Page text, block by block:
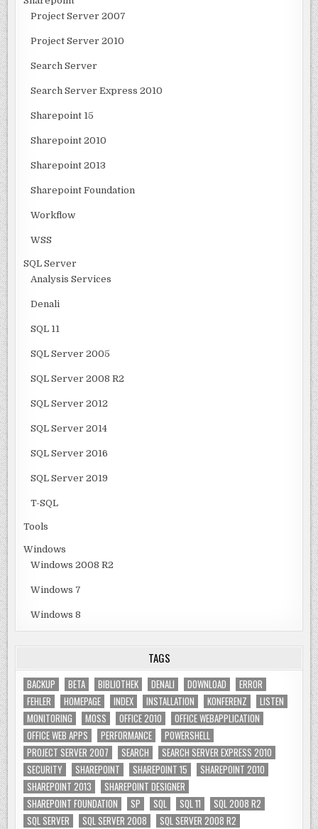
Project Server 2007
Project Server 2010
Search Server
Search Server Express 2010
Sharepoint 15
Sharepoint 2010
Sharepoint 2013
Sharepoint Foundation
Workflow
WSS
SQL Server
Analysis Services
Denali
SQL 11
SQL Server 2005
SQL Server 2008 R2
SQL Server 2012
SQL Server 2014
SQL Server 2016
SQL Server 2019
T-SQL
Tools
Windows
Windows 2008 R2
Windows 7
Windows 8
TAGS
BACKUP BETA BIBLIOTHEK DENALI DOWNLOAD
ERROR
FEHLER
HOMEPAGE INDEX INSTALLATION KONFERENZ
LISTEN
MONITORING
MOSS OFFICE 2010
OFFICE WEBAPPLICATION
OFFICE WEB APPS
PERFORMANCE
POWERSHELL
PROJECT SERVER 2007
SEARCH
SEARCH SERVER EXPRESS 2010
SECURITY
SHAREPOINT SHAREPOINT 15
SHAREPOINT 2010
SHAREPOINT 2013
SHAREPOINT DESIGNER
SHAREPOINT FOUNDATION
SP SQL SQL 11
SQL 2008 R2
SQL SERVER
SQL SERVER 2008
SQL SERVER 2008 R2